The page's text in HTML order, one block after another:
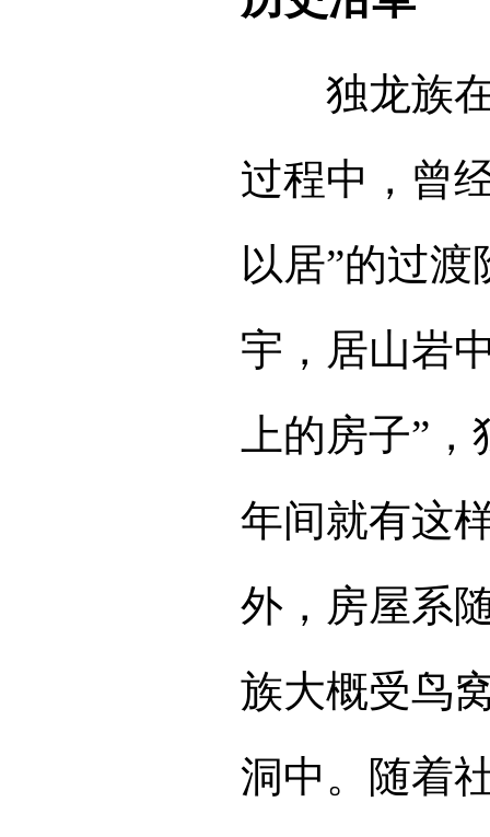
独龙族在
过程中，曾
以居”的过
宇，居山岩
上的房子”
年间就有这
外，房屋系
族大概受鸟
洞中。随着